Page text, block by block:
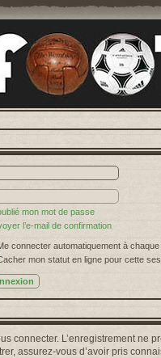
mon mot de passe
l’e-mail de confirmation
connecter automatiquement à
mon statut en ligne pour cette
connecter. L’enregistrement
assurez-vous d’avoir pris